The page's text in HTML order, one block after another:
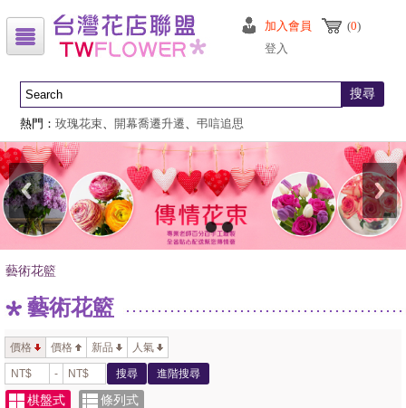
加入會員
登入
(0)
搜尋
熱門：玫瑰花束、 開幕喬遷升遷、弔唁追思
藝術花籃
藝術花籃
價格 價格 新品 人氣
- 搜尋 進階搜尋
棋盤式 條列式